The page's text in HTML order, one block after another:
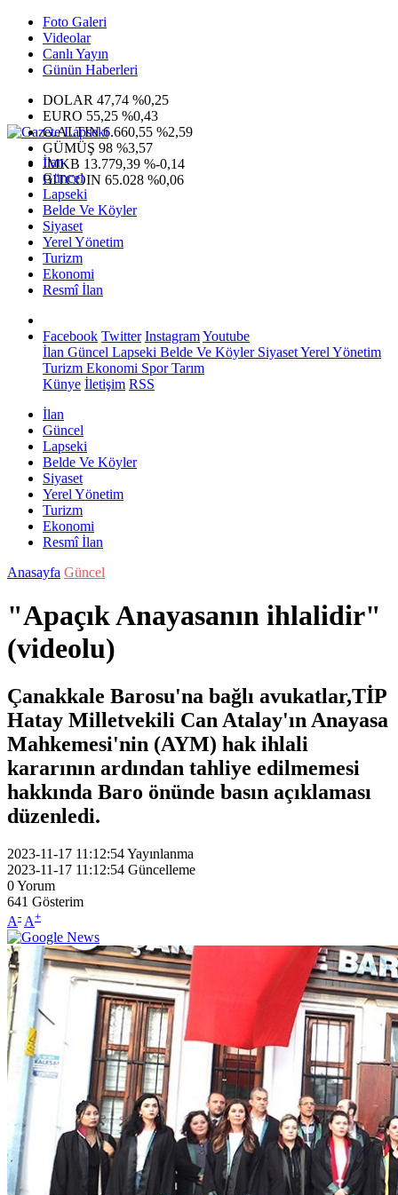
Foto Galeri
Videolar
Canlı Yayın
Günün Haberleri
DOLAR 47,74 %0,25
EURO 55,25 %0,43
G.ALTIN6.660,55 %2,59
GÜMÜŞ 98 %3,57
IMKB 13.779,39 %-0,14
BITCOIN 65.028 %0,06
İlan
Güncel
Lapseki
Belde Ve Köyler
Siyaset
Yerel Yönetim
Turizm
Ekonomi
Resmî İlan
Facebook Twitter InstagramYoutube
İlan Güncel Lapseki Belde Ve KöylerSiyasetYerel Yönetim
Turizm Ekonomi SporTarım
Künye İletişim RSS
İlan
Güncel
Lapseki
Belde Ve Köyler
Siyaset
Yerel Yönetim
Turizm
Ekonomi
Resmî İlan
Anasayfa Güncel
"Apaçık Anayasanın ihlalidir"
(videolu)
Çanakkale Barosu'na bağlı avukatlar,TİP
Hatay Milletvekili Can Atalay'ın Anayasa
Mahkemesi'nin (AYM) hak ihlali
kararının ardından tahliye edilmemesi
hakkında Baro önünde basın açıklaması
düzenledi.
2023-11-17 11:12:54Yayınlanma
2023-11-17 11:12:54 Güncelleme
0Yorum
641 Gösterim
A- A+